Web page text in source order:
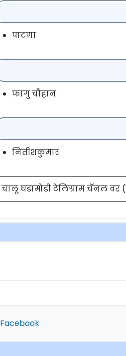
पाटणा
फागु चौहान
नितीशकुमार
चालू घडामोडी टेलिग्राम चॅनल
Facebook